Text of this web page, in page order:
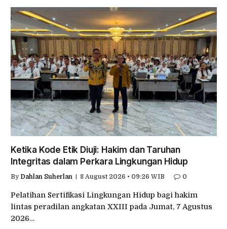
Ketika Kode Etik Diuji: Hakim dan Taruhan
Integritas dalam Perkara Lingkungan Hidup
By Dahlan Suherlan 8 August 2026 • 09:26 WIB 0
Pelatihan Sertifikasi Lingkungan Hidup bagi hakim
lintas peradilan angkatan XXIII pada Jumat, 7 Agustus
2026…